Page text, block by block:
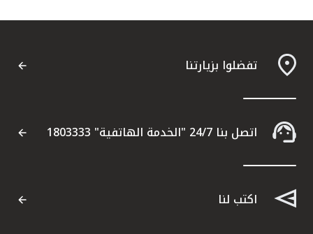
تفضلوا بزيارتنا
اتصل بنا 24/7 "الخدمة الهاتفية" 1803333
اكتب لنا